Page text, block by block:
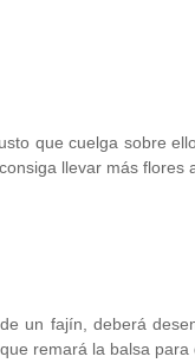
que cuelga sobre
llevar más flores
un fajín, deberá
remará la balsa